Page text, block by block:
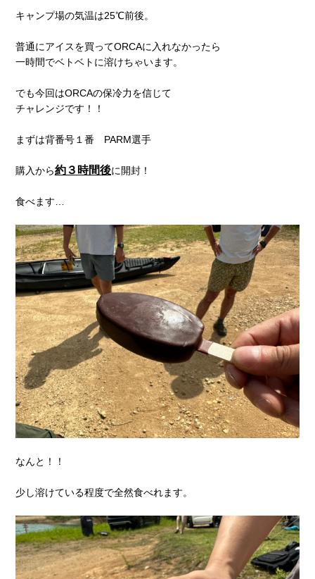
キャンプ場の気温は25℃前後。
普通にアイスを買ってORCAに入れなかったら
一時間でベトベトに溶けちゃいます。
でも今回はORCAの保冷力を信じて
チャレンジです！！
まずは背番号１番 PARM選手
購入から約３時間後に開封！
食べます…
なんと！！
少し溶けている程度で全然食べれます。